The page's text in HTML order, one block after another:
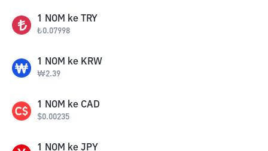
1 NOM ke TRY
₺0.07998
1 NOM ke KRW
₩2.39
1 NOM ke CAD
$0.00235
1 NOM ke JPY